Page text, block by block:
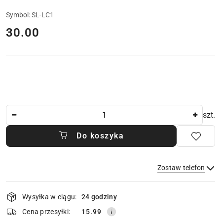
Symbol:SL-LC1
cena:
30.00
szt.
Do koszyka
Zostaw telefon
Wyślij
Dostępność
i
dostawa
Wysyłka w ciągu:
24 godziny
Cena przesyłki:
15.99